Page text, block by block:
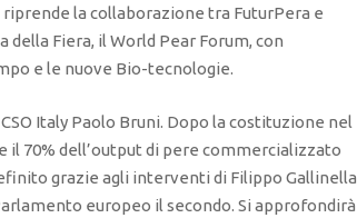
la collaborazione tra FuturPera e
della Fiera, il World Pear Forum, con
e le nuove Bio-tecnologie.
Italy Paolo Bruni. Dopo la costituzione nel
il 70% dell’output di pere commercializzato
grazie agli interventi di Filippo Gallinella
europeo il secondo. Si approfondirà